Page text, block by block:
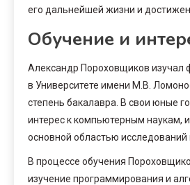
его дальнейшей жизни и
Обучение и
Александр Пороховщиков изучал
в Университете имени М.В.
степень бакалавра. В свои юные
интерес к компьютерным наукам, и
основной областью исследований
В процессе обучения
изучение программирования и